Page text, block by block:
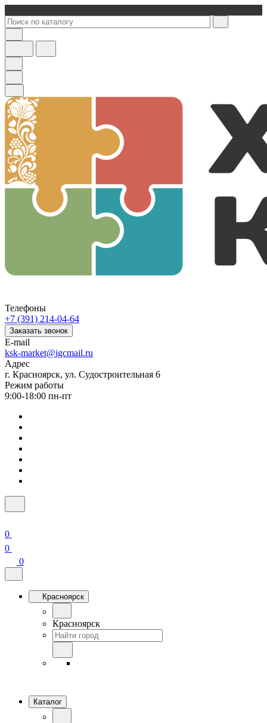
Телефоны
+7 (391) 214-04-64
Заказать звонок
E-mail
ksk-market@igcmail.ru
Адрес
г. Красноярск, ул. Судостроительная 6
Режим работы
9:00-18:00 пн-пт
0
0
0
Красноярск
Красноярск
Каталог